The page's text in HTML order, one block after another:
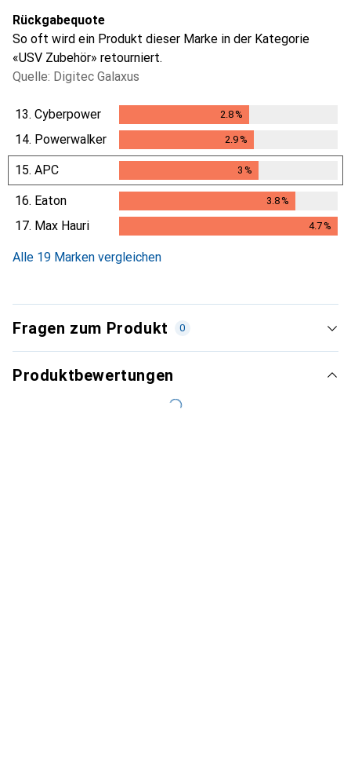
Rückgabequote
So oft wird ein Produkt dieser Marke in der Kategorie
«USV Zubehör» retourniert.
Quelle: Digitec Galaxus
13. Cyberpower 2.8%
14. Powerwalker 2.9%
15. APC 3 %
16. Eaton 3.8%
17. Max Hauri 4.7%
Alle 19 Marken vergleichen
Fragen zum Produkt 0
Produktbewertungen